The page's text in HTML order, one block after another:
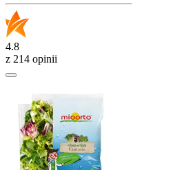
4.8
z 214 opinii